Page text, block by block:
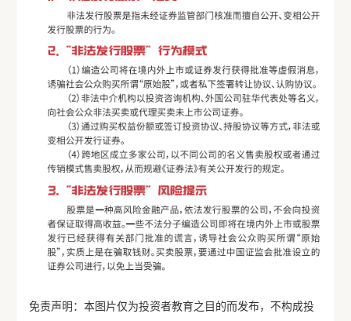
免责声明：本图片仅为投资者教育之目的而发布，不构成投